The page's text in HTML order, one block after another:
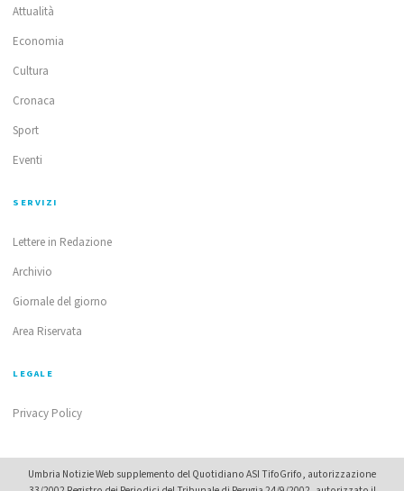
Attualità
Economia
Cultura
Cronaca
Sport
Eventi
SERVIZI
Lettere in Redazione
Archivio
Giornale del giorno
Area Riservata
LEGALE
Privacy Policy
Umbria Notizie Web supplemento del Quotidiano ASI TifoGrifo, autorizzazione